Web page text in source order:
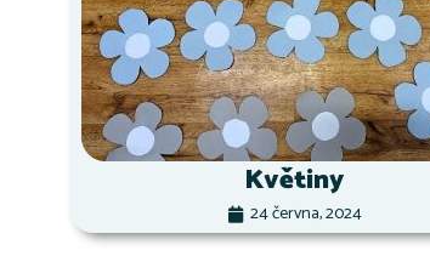
Květiny
24 června, 2024